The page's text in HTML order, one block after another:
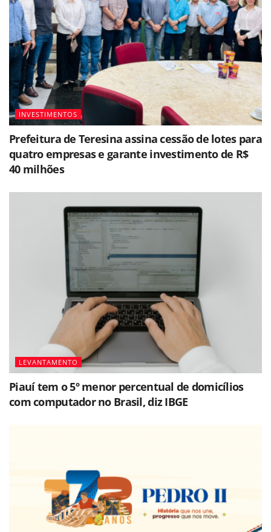
INVESTIMENTOS
Prefeitura de Teresina assina cessão de lotes para
quatro empresas e garante investimento de R$
40 milhões
LEVANTAMENTO
Piauí tem o 5º menor percentual de domicílios
com computador no Brasil, diz IBGE